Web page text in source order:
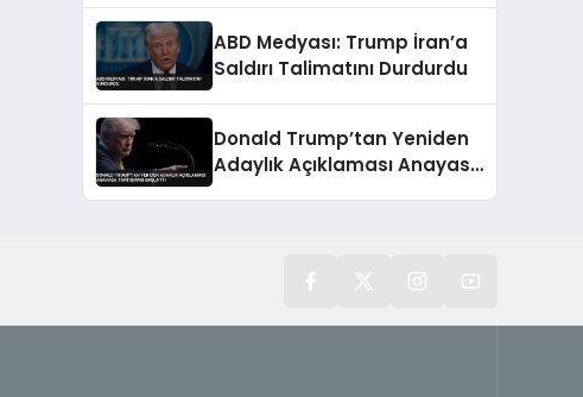
ABD Medyası: Trump İran’a
Saldırı Talimatını Durdurdu
Donald Trump’tan Yeniden
Adaylık Açıklaması Anayasa